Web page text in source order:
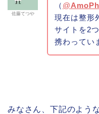
佐藤てつや
（ @
現在は整形
サイトを2
携わってい
みなさん、下記のよう